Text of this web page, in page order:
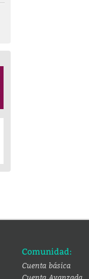
Comunidad:
Cuenta básica